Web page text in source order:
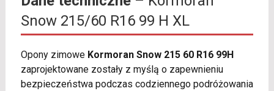
Snow 215/60 R16 99 H XL
Opony zimowe Kormoran Snow 215 60 R16 99H
zaprojektowane zostały z myślą o zapewnieniu
bezpieczeństwa podczas codziennego podróżowania